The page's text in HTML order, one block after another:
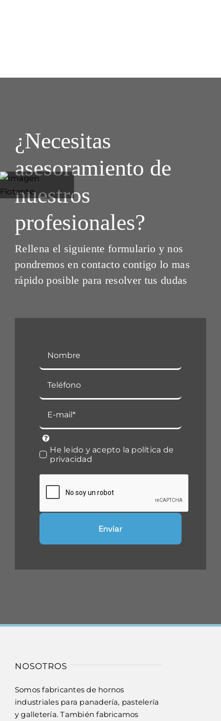
¿Necesitas
asesoramiento de
nuestros
profesionales?
Rellena el siguiente formulario y nos
pondremos en contacto contigo lo mas
rápido posible para resolver tus dudas
He leido y acepto la política de
privacidad
Enviar
NOSOTROS
Somos fabricantes de hornos
industriales para panadería, pastelería
y galletería. También fabricamos